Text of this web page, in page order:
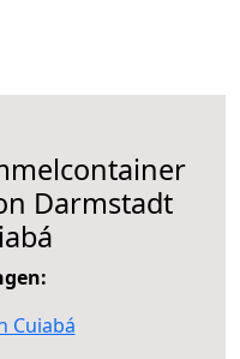
Darmstadt
Cuiabá